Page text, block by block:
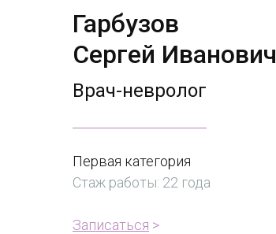
Гарбузов
Сергей Иванович
Врач-невролог
Первая категория
Стаж работы: 22 года
Записаться >